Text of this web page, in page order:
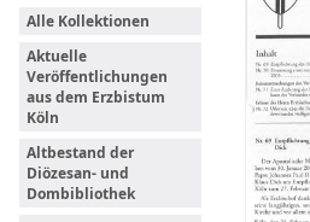
Alle Kollektionen
Aktuelle
Veröffentlichungen
aus dem Erzbistum
Köln
Altbestand der
Diözesan- und
Dombibliothek